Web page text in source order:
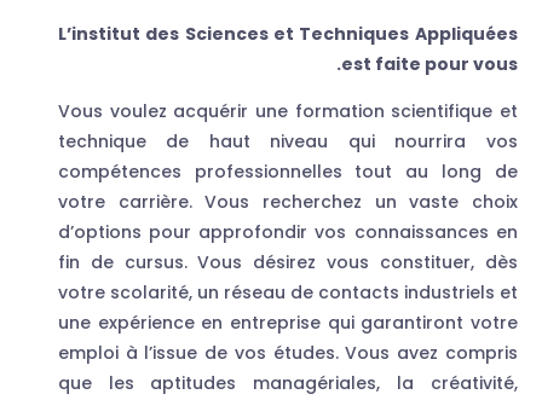
L’institut des Sciences et Techniques Appliquées
est faite pour vous.
Vous voulez acquérir une formation scientifique et
technique de haut niveau qui nourrira vos
compétences professionnelles tout au long de
votre carrière. Vous recherchez un vaste choix
d’options pour approfondir vos connaissances en
fin de cursus. Vous désirez vous constituer, dès
votre scolarité, un réseau de contacts industriels et
une expérience en entreprise qui garantiront votre
emploi à l’issue de vos études. Vous avez compris
que les aptitudes managériales, la créativité,